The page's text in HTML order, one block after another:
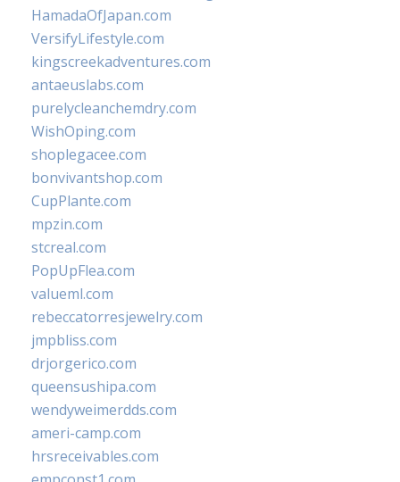
HamadaOfJapan.com
VersifyLifestyle.com
kingscreekadventures.com
antaeuslabs.com
purelycleanchemdry.com
WishOping.com
shoplegacee.com
bonvivantshop.com
CupPlante.com
mpzin.com
stcreal.com
PopUpFlea.com
valueml.com
rebeccatorresjewelry.com
jmpbliss.com
drjorgerico.com
queensushipa.com
wendyweimerdds.com
ameri-camp.com
hrsreceivables.com